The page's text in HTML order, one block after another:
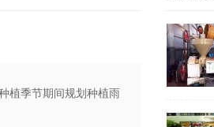
植季节期间规划种植雨